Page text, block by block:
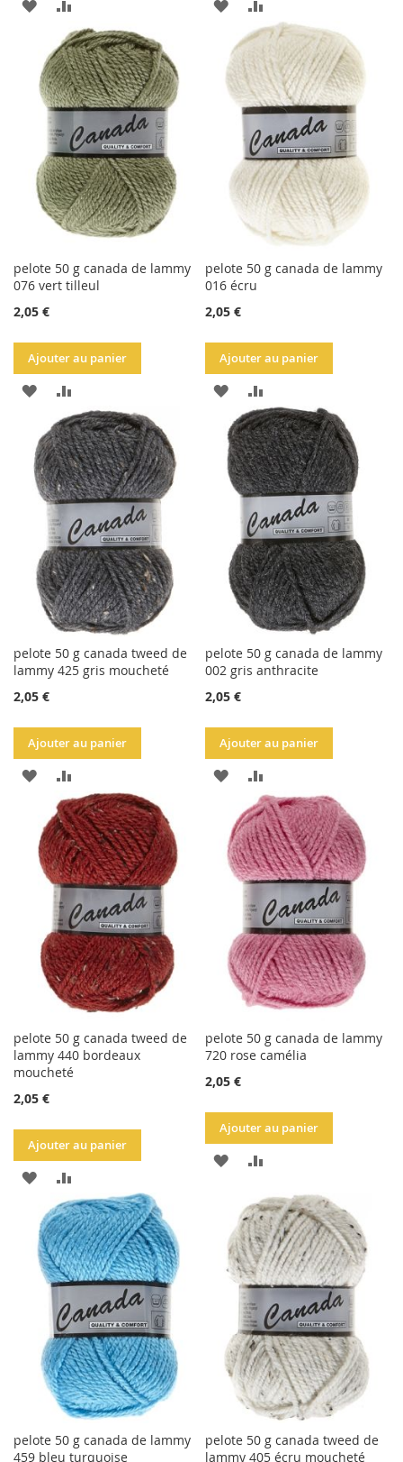
AJOUTER
LA
LISTE
D'ACHATS
AU
COMPARATEUR
AJOUTER
LA
LISTE
D'ACHATS
AU
COMPARATEUR
pelote 50 g canada de lammy
076 vert tilleul
2,05 €
Ajouter au panier
AJOUTER
LA
LISTE
D'ACHATS
AU
COMPARATEUR
pelote 50 g canada de lammy
016 écru
2,05 €
Ajouter au panier
AJOUTER
À
LA
LISTE
D'ACHATS
AU
COMPARATEUR
pelote 50 g canada tweed de
lammy 425 gris moucheté
2,05 €
Ajouter au panier
AJOUTER
LA
LISTE
D'ACHATS
AU
COMPARATEUR
pelote 50 g canada de lammy
002 gris anthracite
2,05 €
Ajouter au panier
AJOUTER
LA
LISTE
D'ACHATS
AU
COMPARATEUR
pelote 50 g canada tweed de
lammy 440 bordeaux
moucheté
2,05 €
Ajouter au panier
AJOUTER
LA
LISTE
D'ACHATS
AU
COMPARATEUR
pelote 50 g canada de lammy
720 rose camélia
2,05 €
Ajouter au panier
AJOUTER
LA
LISTE
D'ACHATS
COMPARATEUR
pelote 50 g canada de lammy
459 bleu turquoise
pelote 50 g canada tweed de
lammy 405 écru moucheté